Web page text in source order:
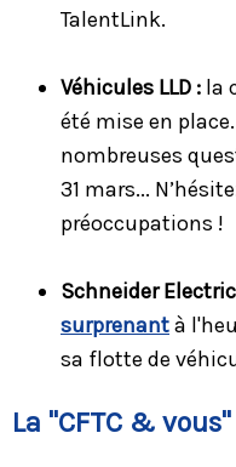
TalentLink.
Véhicules LLD : la
été mise en
nombreuses
31 mars...
préoccupations !
Schneider
surprenantà
sa flotte de
La "CFTC & vous"